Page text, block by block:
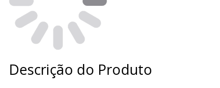
Descrição do Produto